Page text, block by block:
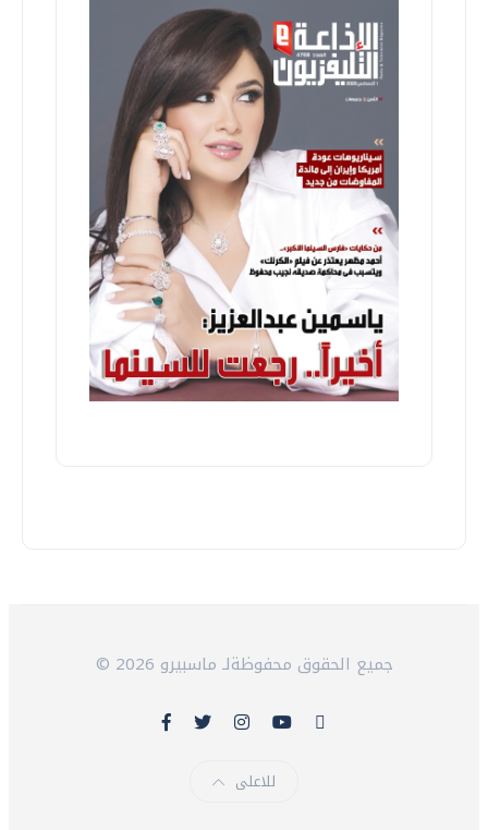
© 2026 جميع الحقوق محفوظةلـ ماسبيرو
للاعلى